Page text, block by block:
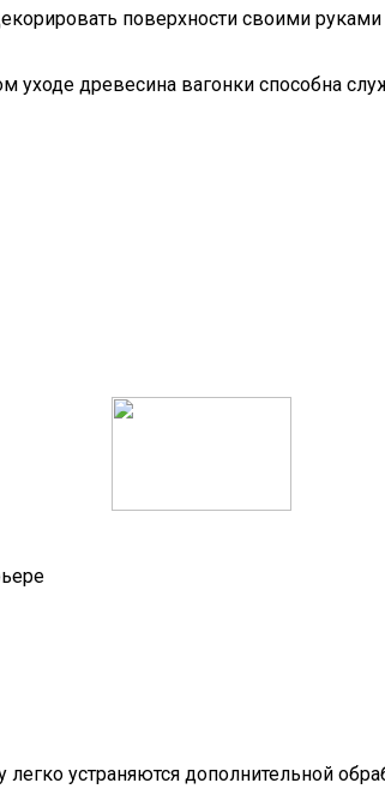
поверхности своими
древесина вагонки способна
устраняются дополнительной